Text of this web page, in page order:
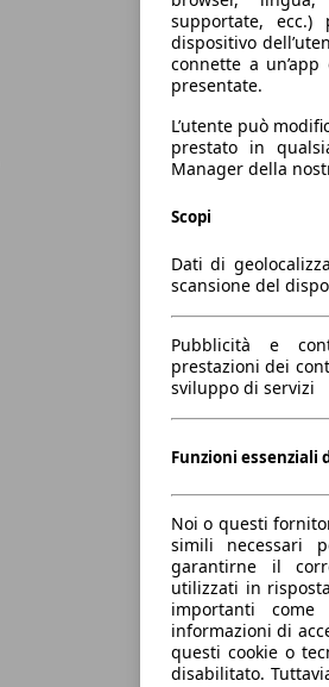
supportate,
dispositivo
connette a
presentate.
L’utente può
prestato in
Manager della
Scopi
Dati di
scansione del
Pubblicità e
prestazioni dei
sviluppo di servizi
Funzioni essenziali
Noi o questi
simili necessari
garantirne il
utilizzati in
importanti
informazioni di
questi cookie o
disabilitato.